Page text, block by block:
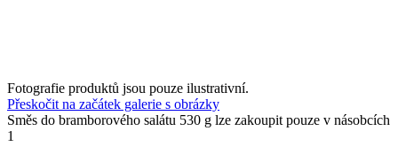
Fotografie produktů jsou pouze ilustrativní.
Přeskočit na začátek galerie s obrázky
Směs do bramborového salátu 530 g lze zakoupit pouze v násobcích
1